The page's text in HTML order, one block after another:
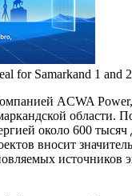
for Samarkand 1 and
ACWA
области.
около 600
вносит
источников